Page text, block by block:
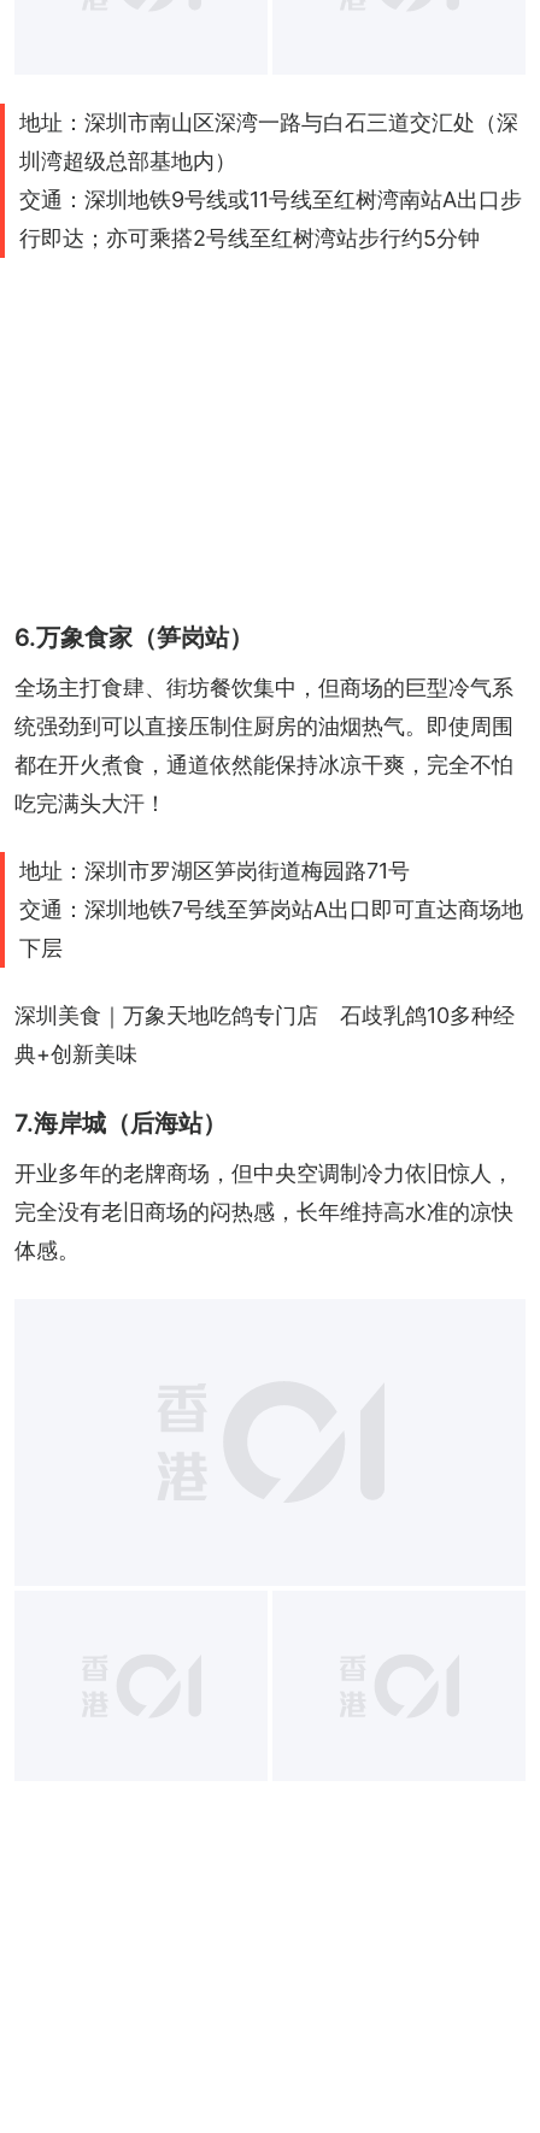
地址：深圳市南山区深湾一路与白石三道交汇处（深
圳湾超级总部基地内）
交通：深圳地铁9号线或11号线至红树湾南站A出口步
行即达；亦可乘搭2号线至红树湾站步行约5分钟
6.万象食家（笋岗站）
全场主打食肆、街坊餐饮集中，但商场的巨型冷气系
统强劲到可以直接压制住厨房的油烟热气。即使周围
都在开火煮食，通道依然能保持冰凉干爽，完全不怕
吃完满头大汗！
地址：深圳市罗湖区笋岗街道梅园路71号
交通：深圳地铁7号线至笋岗站A出口即可直达商场地
下层
深圳美食｜万象天地吃鸽专门店　石歧乳鸽10多种经
典+创新美味
7.海岸城（后海站）
开业多年的老牌商场，但中央空调制冷力依旧惊人，
完全没有老旧商场的闷热感，长年维持高水准的凉快
体感。